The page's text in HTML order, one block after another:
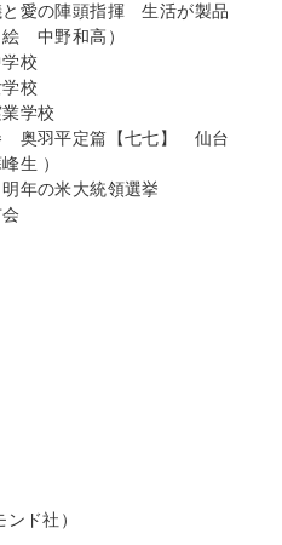
愛の陣頭指揮 生活が製品
中野和高）
校
校
学校
奥羽平定篇【七七】 仙台
生 ）
年の米大統領選挙
ド社）